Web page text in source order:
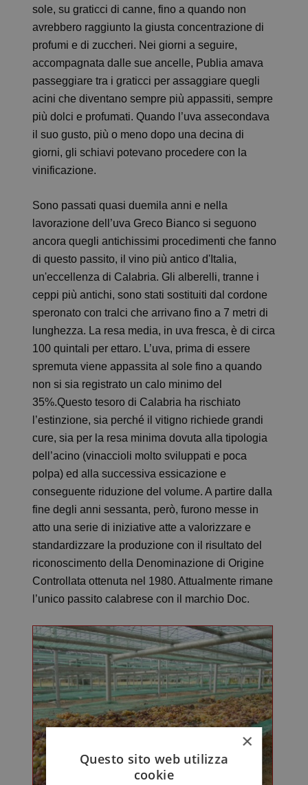
sole, su graticci di canne, fino a quando non
avrebbero raggiunto la giusta concentrazione di
profumi e di zuccheri. Nei giorni a seguire,
accompagnata dalle sue ancelle, Publia amava
passeggiare tra i graticci per assaggiare quegli
acini che diventano sempre più appassiti, sempre
più dolci e profumati. Quando l’uva assecondava
il suo gusto, più o meno dopo una decina di
giorni, gli schiavi potevano procedere con la
vinificazione.
Sono passati quasi duemila anni e nella
lavorazione dell’uva Greco Bianco si seguono
ancora quegli antichissimi procedimenti che fanno
di questo passito, il vino più antico d'Italia,
un'eccellenza di Calabria. Gli alberelli, tranne i
ceppi più antichi, sono stati sostituiti dal cordone
speronato con tralci che arrivano fino a 7 metri di
lunghezza. La resa media, in uva fresca, è di circa
100 quintali per ettaro. L’uva, prima di essere
spremuta viene appassita al sole fino a quando
non si sia registrato un calo minimo del
35%.Questo tesoro di Calabria ha rischiato
l’estinzione, sia perché il vitigno richiede grandi
cure, sia per la resa minima dovuta alla tipologia
dell’acino (vinaccioli molto sviluppati e poca
polpa) ed alla successiva essicazione e
conseguente riduzione del volume. A partire dalla
fine degli anni sessanta, però, furono messe in
atto una serie di iniziative atte a valorizzare e
standardizzare la produzione con il risultato del
riconoscimento della Denominazione di Origine
Controllata ottenuta nel 1980. Attualmente rimane
l’unico passito calabrese con il marchio Doc.
×
Questo sito web utilizza
cookie